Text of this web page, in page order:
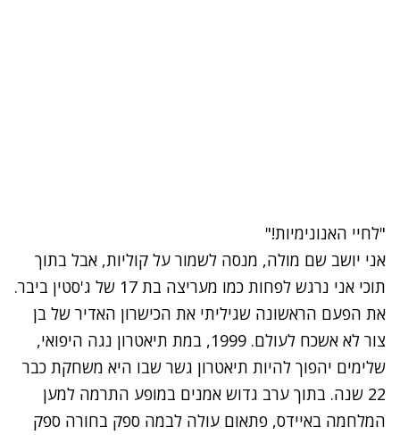
"לחיי האנונימיות!"
אני יושב שם מולה, מנסה לשמור על קוליות, אבל בתוך
תוכי אני נרגש לפחות כמו מעריצה בת 17 של ג'סטין ביבר.
את הפעם הראשונה שגיליתי את הכישרון האדיר של בן
צור לא אשכח לעולם. 1999, במת תיאטרון נגה היפואי,
שלימים יהפוך להיות תיאטרון גשר שבו היא משחקת כבר
22 שנה. בתוך ערב גדוש אמנים במופע התרמה למען
המלחמה באיידס, פתאום עולה לבמה ספק בחורה ספק